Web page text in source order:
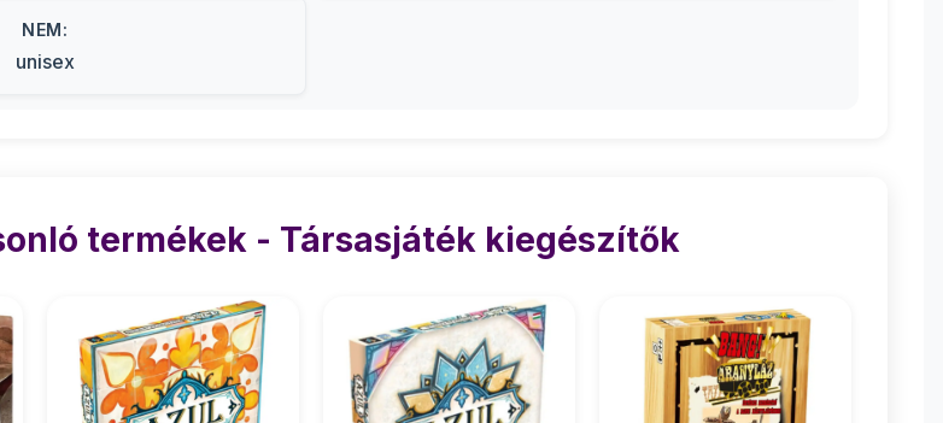
NEM:
unisex
termékek - Társasjáték kiegészítők